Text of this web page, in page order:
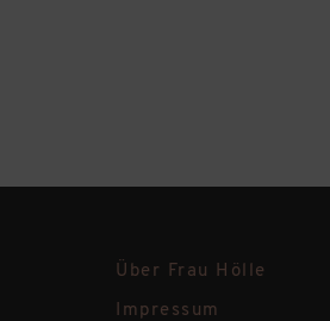
Über Frau Hölle
Impressum